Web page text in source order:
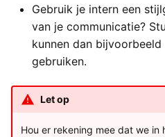
Gebruik je intern een
van je communicatie?
kunnen dan
gebruiken.
Let op
Hou er rekening mee dat we